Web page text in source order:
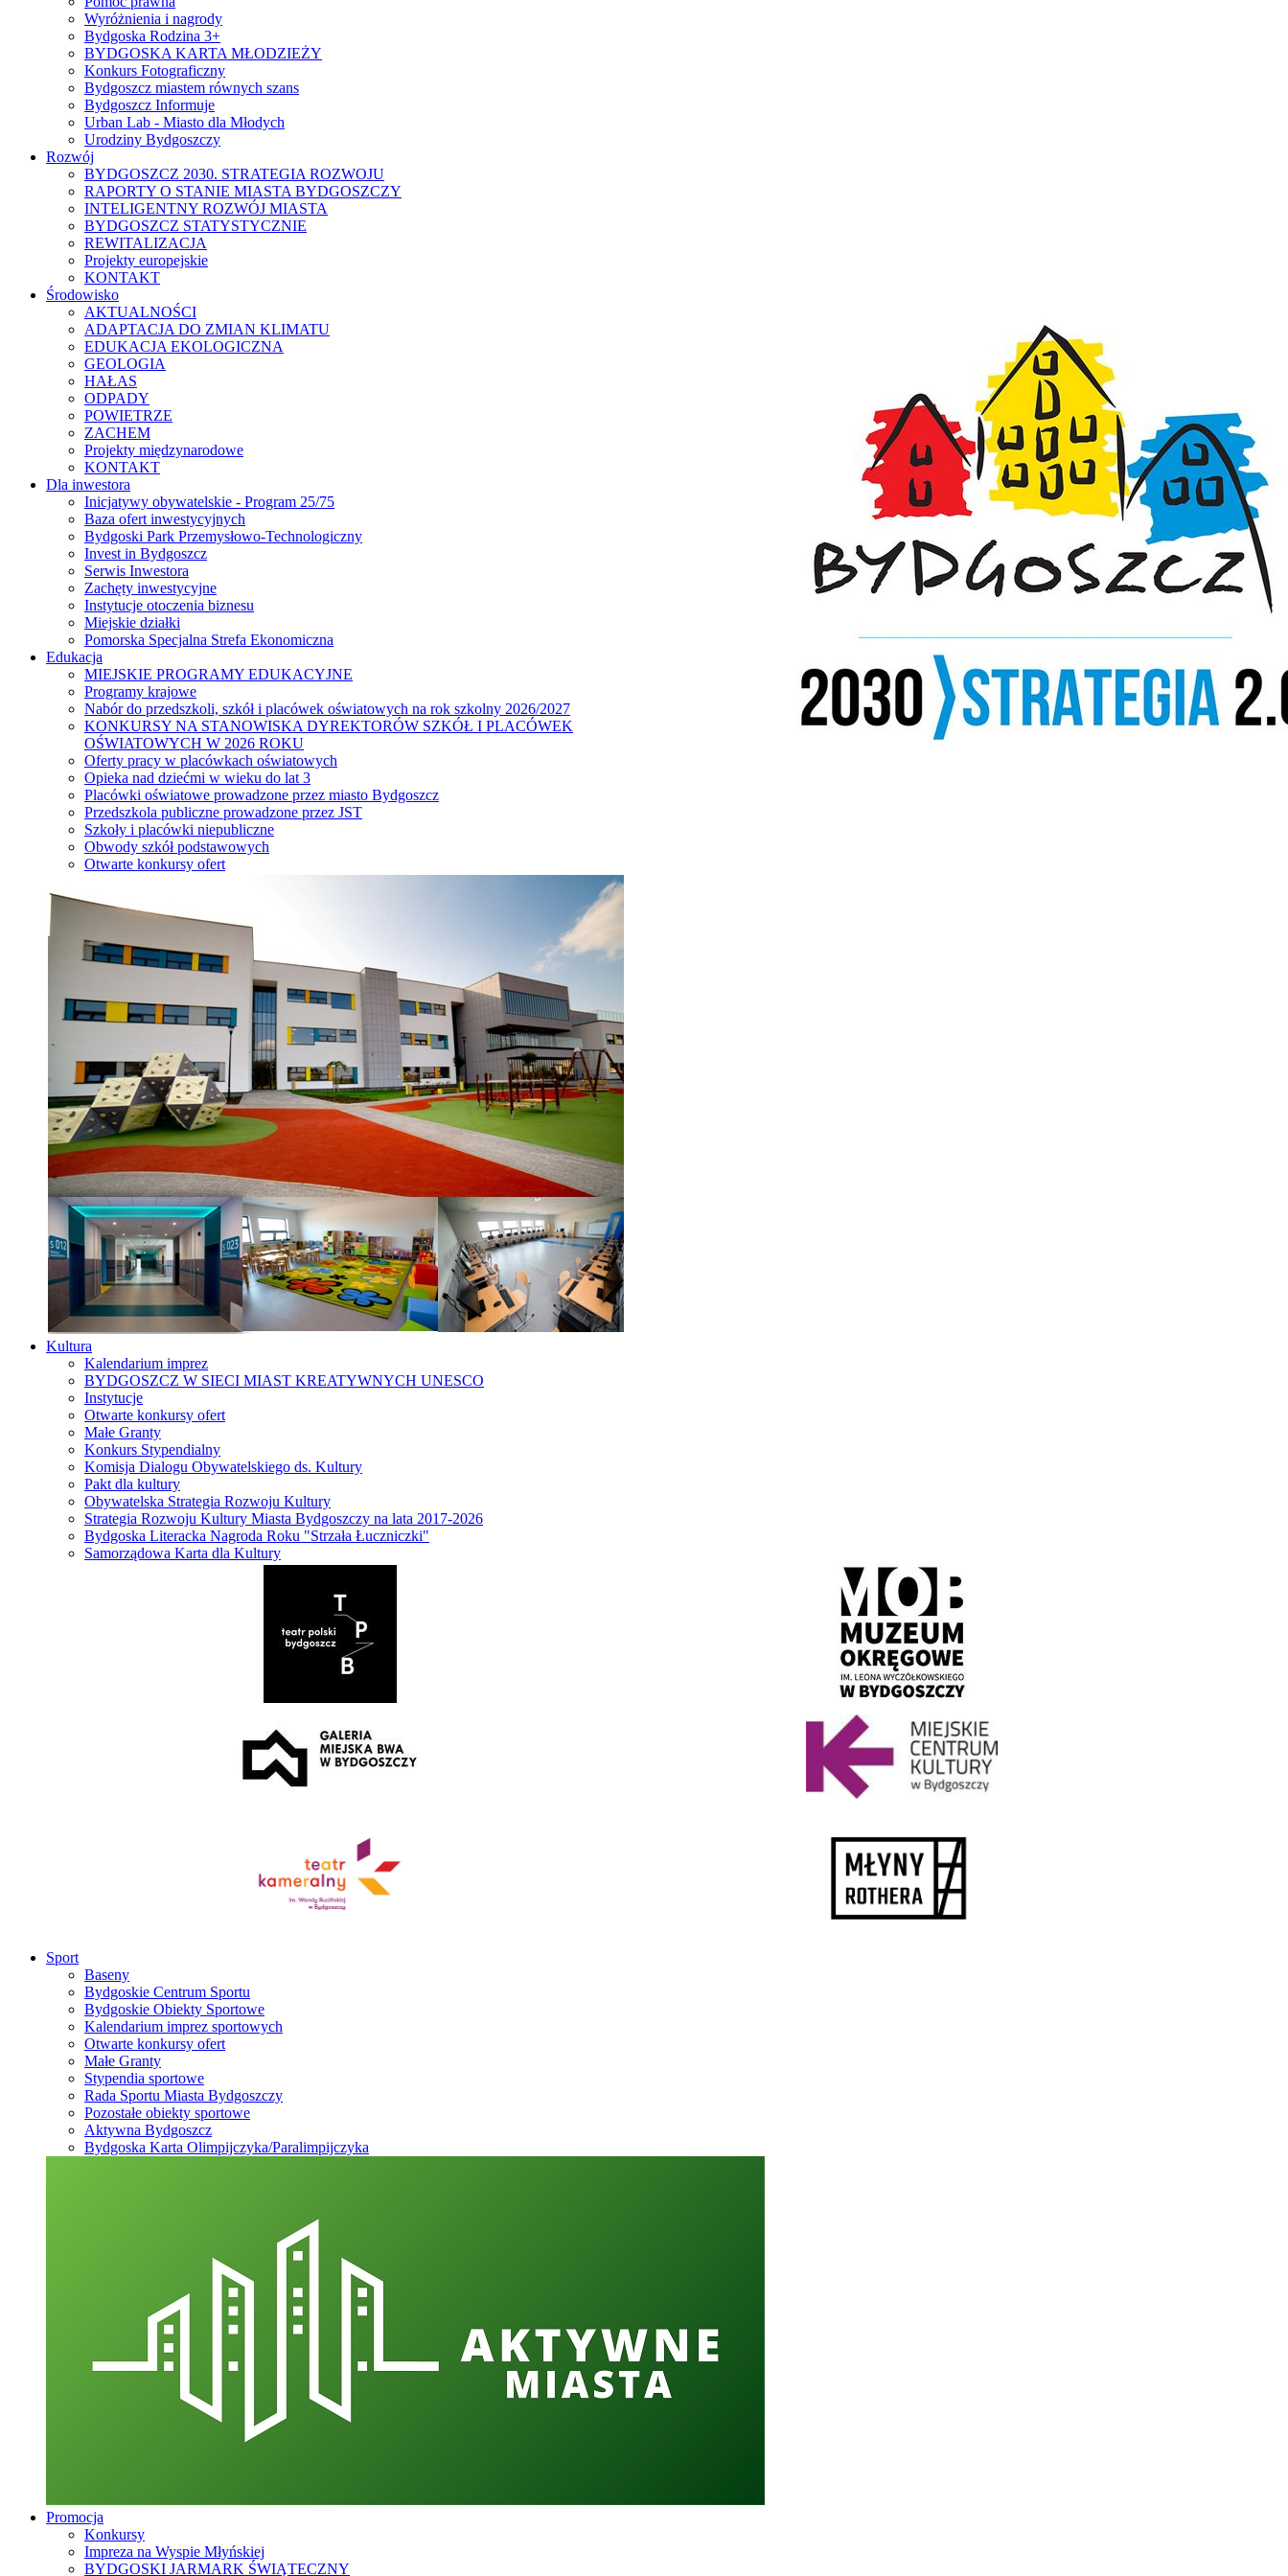
Wyróżnienia i nagrody
Bydgoska Rodzina 3+
BYDGOSKA KARTA MŁODZIEŻY
Konkurs Fotograficzny
Bydgoszcz miastem równych szans
Bydgoszcz Informuje
Urban Lab - Miasto dla Młodych
Urodziny Bydgoszczy
Rozwój
BYDGOSZCZ 2030. STRATEGIA ROZWOJU
RAPORTY O STANIE MIASTA BYDGOSZCZY
INTELIGENTNY ROZWÓJ MIASTA
BYDGOSZCZ STATYSTYCZNIE
REWITALIZACJA
Projekty europejskie
KONTAKT
Środowisko
AKTUALNOŚCI
ADAPTACJA DO ZMIAN KLIMATU
EDUKACJA EKOLOGICZNA
GEOLOGIA
HAŁAS
ODPADY
POWIETRZE
ZACHEM
Projekty międzynarodowe
KONTAKT
Dla inwestora
Inicjatywy obywatelskie - Program 25/75
Baza ofert inwestycyjnych
Bydgoski Park Przemysłowo-Technologiczny
Invest in Bydgoszcz
Serwis Inwestora
Zachęty inwestycyjne
Instytucje otoczenia biznesu
Miejskie działki
Pomorska Specjalna Strefa Ekonomiczna
Edukacja
MIEJSKIE PROGRAMY EDUKACYJNE
Programy krajowe
Nabór do przedszkoli, szkół i placówek oświatowych na rok szkolny 2026/2027
KONKURSY NA STANOWISKA DYREKTORÓW SZKÓŁ I PLACÓWEK
OŚWIATOWYCH W 2026 ROKU
Oferty pracy w placówkach oświatowych
Opieka nad dziećmi w wieku do lat 3
Placówki oświatowe prowadzone przez miasto Bydgoszcz
Przedszkola publiczne prowadzone przez JST
Szkoły i placówki niepubliczne
Obwody szkół podstawowych
Otwarte konkursy ofert
Kultura
Kalendarium imprez
BYDGOSZCZ W SIECI MIAST KREATYWNYCH UNESCO
Instytucje
Otwarte konkursy ofert
Małe Granty
Konkurs Stypendialny
Komisja Dialogu Obywatelskiego ds. Kultury
Pakt dla kultury
Obywatelska Strategia Rozwoju Kultury
Strategia Rozwoju Kultury Miasta Bydgoszczy na lata 2017-2026
Bydgoska Literacka Nagroda Roku "Strzała Łuczniczki"
Samorządowa Karta dla Kultury
Sport
Baseny
Bydgoskie Centrum Sportu
Bydgoskie Obiekty Sportowe
Kalendarium imprez sportowych
Otwarte konkursy ofert
Małe Granty
Stypendia sportowe
Rada Sportu Miasta Bydgoszczy
Pozostałe obiekty sportowe
Aktywna Bydgoszcz
Bydgoska Karta Olimpijczyka/Paralimpijczyka
Promocja
Konkursy
Impreza na Wyspie Młyńskiej
BYDGOSKI JARMARK ŚWIĄTECZNY